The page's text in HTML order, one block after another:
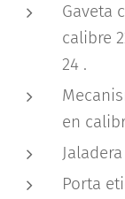
Gaveta
calibre
24 .
en
Porta